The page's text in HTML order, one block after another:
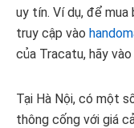
uy tín. Ví dụ, để
truy cập vào
của Tracatu, hãy vào
Tại Hà Nội, có một
thông cống với giá